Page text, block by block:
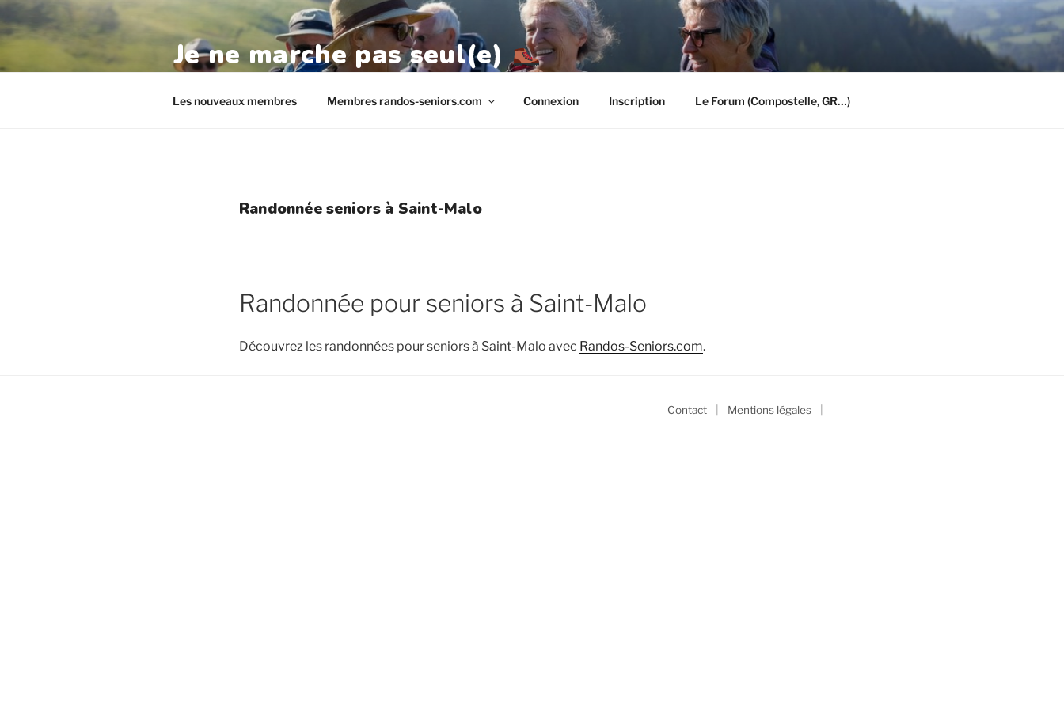
Aller
au
principal
Je ne marche pas seul(e)
Les nouveaux membres Membres randos-seniors.com Connexion Inscription Le Forum (Compostelle, GR…)
Randonnée seniors à Saint-Malo
Randonnée pour seniors à Saint-Malo
Découvrez les randonnées pour seniors à Saint-Malo avec Randos-Seniors.com.
Contact Mentions légales